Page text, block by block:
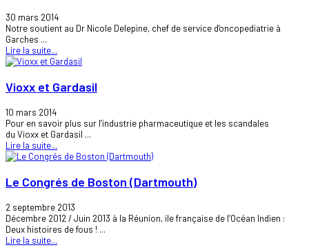
30 mars 2014
Notre soutient au Dr Nicole Delepine, chef de service d'oncopediatrie à
Garches ...
Lire la suite...
Vioxx et Gardasil
10 mars 2014
Pour en savoir plus sur l’industrie pharmaceutique et les scandales
du Vioxx et Gardasil ...
Lire la suite...
Le Congrés de Boston (Dartmouth)
2 septembre 2013
Décembre 2012 / Juin 2013 à la Réunion, ile française de l’Océan Indien :
Deux histoires de fous ! ...
Lire la suite...